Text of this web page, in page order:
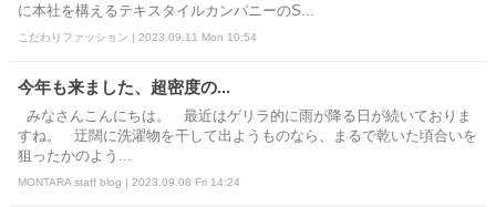
に本社を構えるテキスタイルカンパニーのS...
こだわりファッション | 2023.09.11 Mon 10:54
今年も来ました、超密度の...
みなさんこんにちは。 最近はゲリラ的に雨が降る日が続いておりま
すね。 迂闊に洗濯物を干して出ようものなら、まるで乾いた頃合いを
狙ったかのよう...
MONTARA staff blog | 2023.09.08 Fri 14:24